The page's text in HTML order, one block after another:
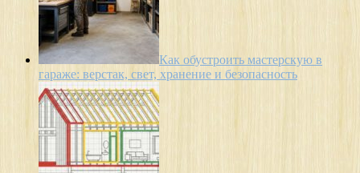
Как обустроить мастерскую в
гараже: верстак, свет, хранение и безопасность